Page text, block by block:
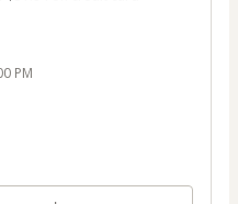
PM